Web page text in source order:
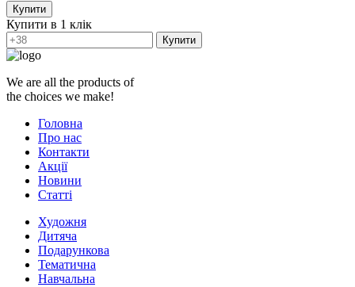
Купити
Купити в 1 клік
Купити
We are all the products of
the choices we make!
Головна
Про нас
Контакти
Акції
Новини
Статті
Художня
Дитяча
Подарункова
Тематична
Навчальна